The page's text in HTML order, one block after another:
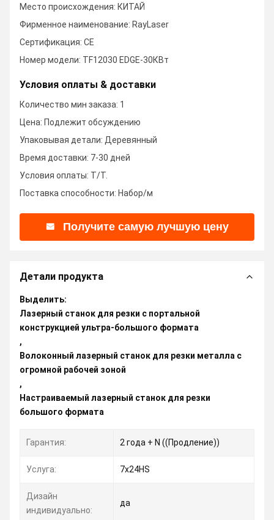
Место происхождения: КИТАЙ
Фирменное наименование: RayLaser
Сертификация: CE
Номер модели: TF12030 EDGE-30КВт
Условия оплаты & доставки
Количество мин заказа: 1
Цена: Подлежит обсуждению
Упаковывая детали: Деревянный
Время доставки: 7-30 дней
Условия оплаты: T/T.
Поставка способности: Набор/м
Получите самую лучшую цену
Детали продукта
Выделить:
Лазерный станок для резки с портальной
конструкцией ультра-большого формата
,
Волоконный лазерный станок для резки металла с
огромной рабочей зоной
,
Настраиваемый лазерный станок для резки
большого формата
Гарантия: 2 года + N ((Продление))
Услуга: 7x24HS
Дизайн
индивидуально:
да